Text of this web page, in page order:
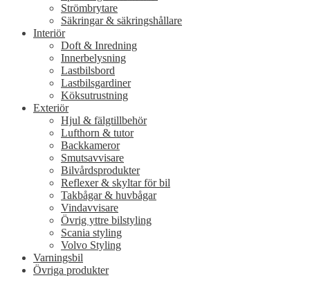
Strömbrytare
Säkringar & säkringshållare
Interiör
Doft & Inredning
Innerbelysning
Lastbilsbord
Lastbilsgardiner
Köksutrustning
Exteriör
Hjul & fälgtillbehör
Lufthorn & tutor
Backkameror
Smutsavvisare
Bilvårdsprodukter
Reflexer & skyltar för bil
Takbågar & huvbågar
Vindavvisare
Övrig yttre bilstyling
Scania styling
Volvo Styling
Varningsbil
Övriga produkter